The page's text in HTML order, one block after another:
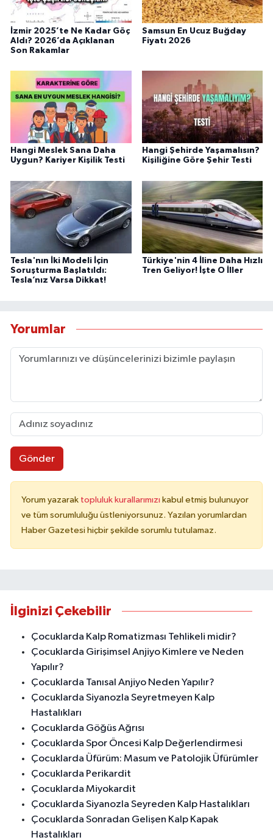
İzmir 2025’te Ne Kadar Göç
Aldı? 2026’da Açıklanan
Son Rakamlar
Samsun En Ucuz Buğday
Fiyatı 2026
Hangi Meslek Sana Daha
Uygun? Kariyer Kişilik Testi
Hangi Şehirde Yaşamalısın?
Kişiliğine Göre Şehir Testi
Tesla'nın İki Modeli İçin
Soruşturma Başlatıldı:
Tesla’nız Varsa Dikkat!
Türkiye'nin 4 İline Daha Hızlı
Tren Geliyor! İşte O İller
Yorumlar
Gönder
Yorum yazarak topluluk kurallarımızı kabul etmiş bulunuyor
ve tüm sorumluluğu üstleniyorsunuz. Yazılan yorumlardan
Haber Gazetesi hiçbir şekilde sorumlu tutulamaz.
İlginizi Çekebilir
Çocuklarda Kalp Romatizması Tehlikeli midir?
Çocuklarda Girişimsel Anjiyo Kimlere ve Neden
Yapılır?
Çocuklarda Tanısal Anjiyo Neden Yapılır?
Çocuklarda Siyanozla Seyretmeyen Kalp
Hastalıkları
Çocuklarda Göğüs Ağrısı
Çocuklarda Spor Öncesi Kalp Değerlendirmesi
Çocuklarda Üfürüm: Masum ve Patolojik Üfürümler
Çocuklarda Perikardit
Çocuklarda Miyokardit
Çocuklarda Siyanozla Seyreden Kalp Hastalıkları
Çocuklarda Sonradan Gelişen Kalp Kapak
Hastalıkları